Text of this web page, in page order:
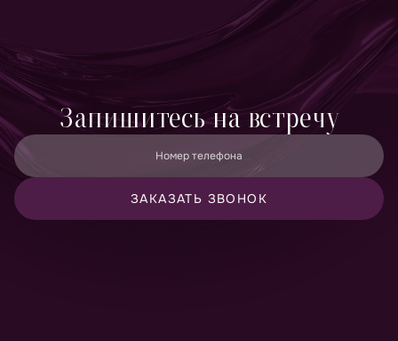
Запишитесь на встречу
Номер телефона
ЗАКАЗАТЬ ЗВОНОК
Принимаюполитику конфиденциальностии даю согласие